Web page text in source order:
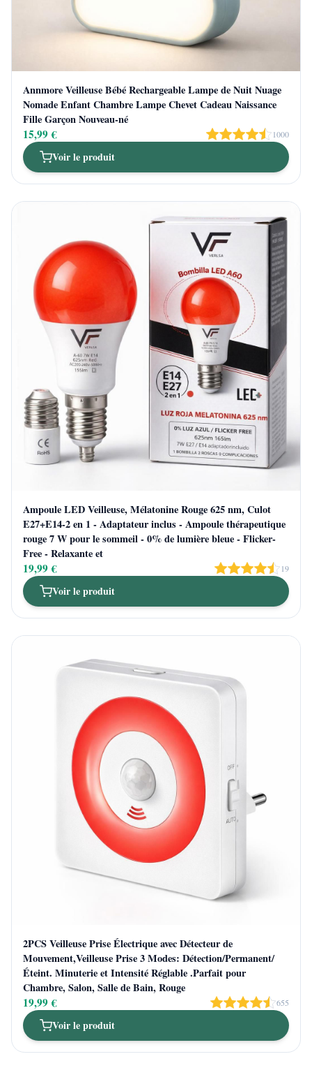
Annmore Veilleuse Bébé Rechargeable Lampe de Nuit Nuage
Nomade Enfant Chambre Lampe Chevet Cadeau Naissance
Fille Garçon Nouveau-né
15,99 € 1000
Voir le produit
Ampoule LED Veilleuse, Mélatonine Rouge 625 nm, Culot
E27+E14-2 en 1 - Adaptateur inclus - Ampoule thérapeutique
rouge 7 W pour le sommeil - 0% de lumière bleue - Flicker-
Free - Relaxante et
19,99 € 19
Voir le produit
2PCS Veilleuse Prise Électrique avec Détecteur de
Mouvement,Veilleuse Prise 3 Modes: Détection/Permanent/
Éteint. Minuterie et Intensité Réglable .Parfait pour
Chambre, Salon, Salle de Bain, Rouge
19,99 € 655
Voir le produit